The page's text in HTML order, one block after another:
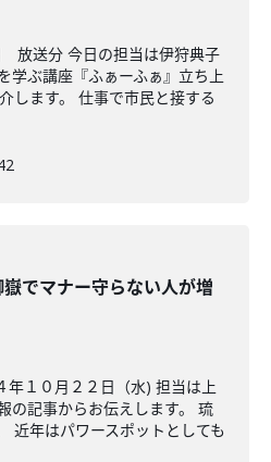
送分 今日の担当は伊狩典子
学ぶ講座『ふぁーふぁ』立ち上
します。 仕事で市民と接する
嶽でマナー守らない人が増
１０月２２日（水) 担当は上
の記事からお伝えします。 琉
近年はパワースポットとしても